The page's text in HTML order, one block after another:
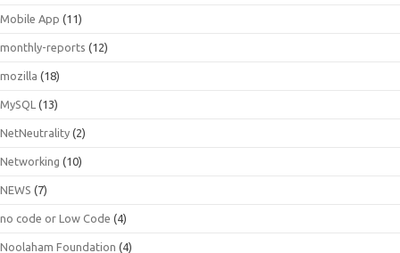
Mobile App (11)
monthly-reports (12)
mozilla (18)
MySQL (13)
NetNeutrality (2)
Networking (10)
NEWS (7)
no code or Low Code (4)
Noolaham Foundation (4)